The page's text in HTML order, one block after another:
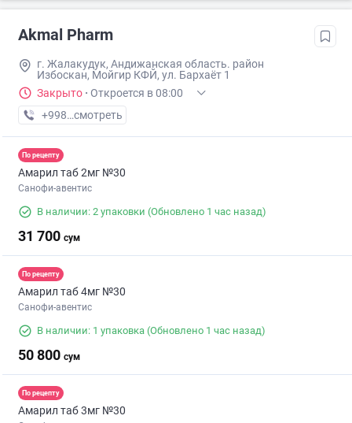
Akmal Pharm
г. Жалакудук, Андижанская область. район
Избоскан, Мойгир КФЙ, ул. Бархаёт 1
Закрыто · Откроется в 08:00
+998 (90) XXX-XX-XX
смотреть
По рецепту
Амарил таб 2мг №30
Санофи-авентис
В наличии: 2 упаковки (Обновлено 1 час назад)
31 700 сум
По рецепту
Амарил таб 4мг №30
Санофи-авентис
В наличии: 1 упаковка (Обновлено 1 час назад)
50 800 сум
По рецепту
Амарил таб 3мг №30